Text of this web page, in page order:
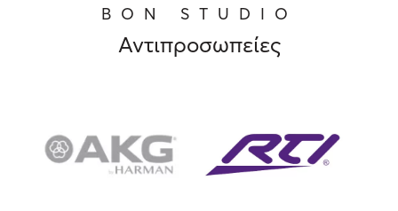
BON STUDIO
Αντιπροσωπείες